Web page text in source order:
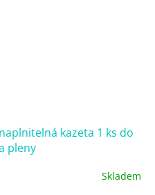
kazeta 1 ks do
pleny
Skladem